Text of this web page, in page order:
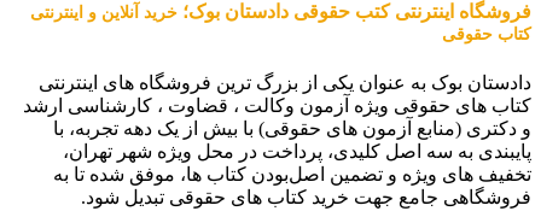
فروشگاه اینترنتی کتب حقوقی دادستان بوک؛ خرید آنلاین و اینترنتی
کتاب حقوقی
دادستان بوک به عنوان یکی از بزرگ ترین فروشگاه های اینترنتی
کتاب های حقوقی ویژه آزمون وکالت ، قضاوت ، کارشناسی ارشد
و دکتری (منابع آزمون های حقوقی) با بیش از یک دهه تجربه، با
پایبندی به سه اصل کلیدی، پرداخت در محل ویژه شهر تهران،
تخفیف های ویژه و تضمین اصل‌بودن کتاب ها، موفق شده تا به
فروشگاهی جامع جهت خرید کتاب های حقوقی تبدیل شود.